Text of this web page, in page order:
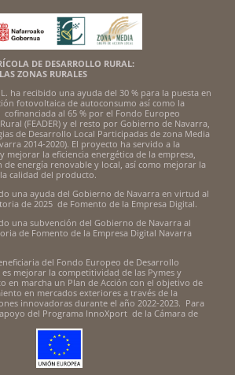
DE DESARROLLO RURAL:
ZONAS RURALES
ha recibido una ayuda del 30 % para la puesta en
fotovoltaica de autoconsumo así como la
al 65 % por el Fondo Europeo
(FEADER) y el resto por Gobierno de Navarra,
de Desarrollo Local Participadas de zona Media
2014-2020). El proyecto ha servido a la
mejorar la eficiencia energética de la empresa,
de energía renovable y local, así como mejorar la
calidad del producto.
una ayuda del Gobierno de Navarra en virtud al
de 2025 de Fomento de la Empresa Digital.
una subvención del Gobierno de Navarra al
de Fomento de la Empresa Digital Navarra
del Fondo Europeo de Desarrollo
mejorar la competitividad de las Pymes y
en marcha un Plan de Acción con el objetivo de
en mercados exteriores a través de la
innovadoras durante el año 2022-2023. Para
del Programa InnoXport de la Cámara de